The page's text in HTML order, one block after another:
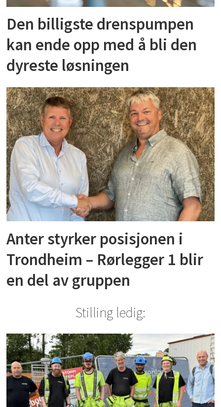
Den billigste drenspumpen
kan ende opp med å bli den
dyreste løsningen
Anter styrker posisjonen i
Trondheim – Rørlegger 1 blir
en del av gruppen
Stilling ledig: